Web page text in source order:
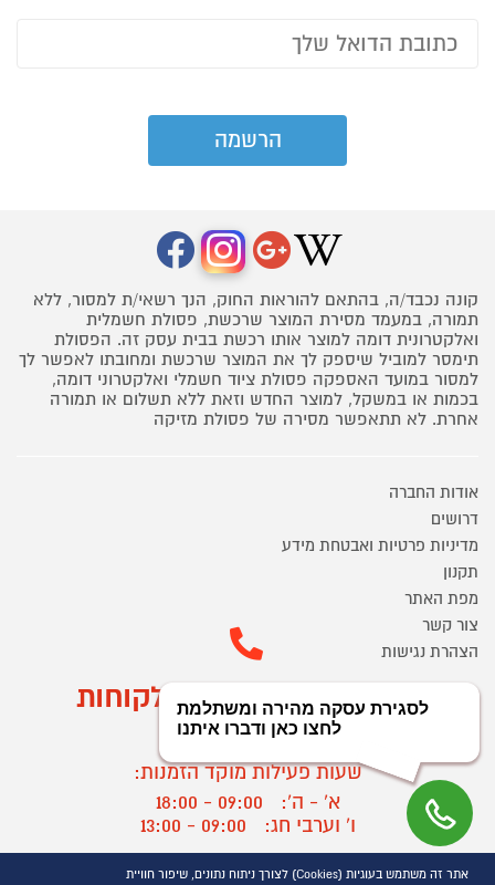
קונה נכבד/ה, בהתאם להוראות החוק, הנך רשאי/ת למסור, ללא
תמורה, במעמד מסירת המוצר שרכשת, פסולת חשמלית
ואלקטרונית דומה למוצר אותו רכשת בבית עסק זה. הפסולת
תימסר למוביל שיספק לך את המוצר שרכשת ומחובתו לאפשר לך
למסור במועד האספקה פסולת ציוד חשמלי ואלקטרוני דומה,
בכמות או במשקל, למוצר החדש וזאת ללא תשלום או תמורה
אחרת. לא תתאפשר מסירה של פסולת מזיקה
אודות החברה
דרושים
מדיניות פרטיות ואבטחת מידע
תקנון
מפת האתר
צור קשר
הצהרת נגישות
מוקד הזמנות ושירות לקוחות
03-9545370
שעות פעילות מוקד הזמנות:
א' - ה':
09:00 - 18:00
ו' וערבי חג:
09:00 - 13:00
אתר זה משתמש בעוגיות (Cookies) לצורך ניתוח נתונים, שיפור חוויית